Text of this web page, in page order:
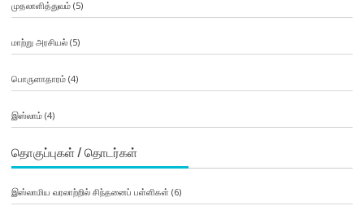
முதலாளித்துவம்(5)
மாற்று அரசியல்(5)
பொருளாதாரம்(4)
இஸ்லாம்(4)
தொகுப்புகள் / தொடர்கள்
இஸ்லாமிய வரலாற்றில் சிந்தனைப் பள்ளிகள் (6)